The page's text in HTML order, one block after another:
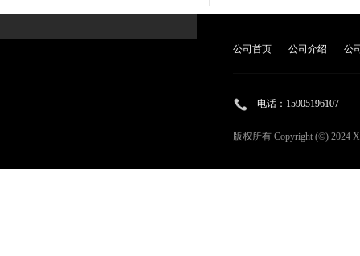
公司首页 公司介绍 公
电话： 15905196107
版权所有 Copyright (©) 2024